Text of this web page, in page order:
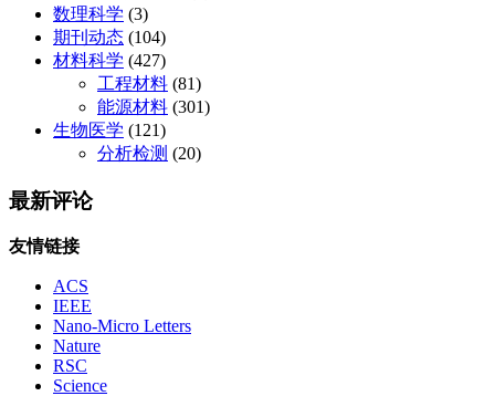
数理科学 (3)
期刊动态 (104)
材料科学 (427)
工程材料 (81)
能源材料 (301)
生物医学 (121)
分析检测 (20)
最新评论
友情链接
ACS
IEEE
Nano-Micro Letters
Nature
RSC
Science